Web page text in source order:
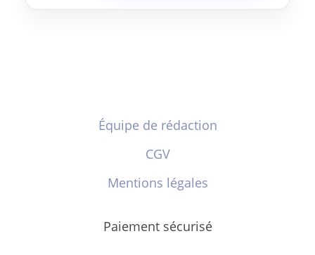
Équipe de rédaction
CGV
Mentions légales
Paiement sécurisé